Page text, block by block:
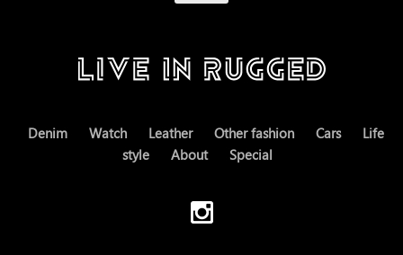
Denim Watch Leather Other fashion Cars
Life
style
About Special